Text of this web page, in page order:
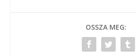
OSSZA MEG: